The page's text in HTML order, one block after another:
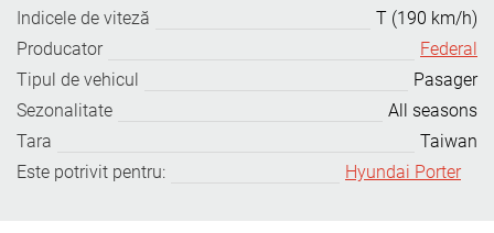
Indicele de viteză
T (190 km/h)
Producator
Federal
Tipul de vehicul
Pasager
Sezonalitate
All seasons
Tara
Taiwan
Este potrivit pentru:
Hyundai Porter